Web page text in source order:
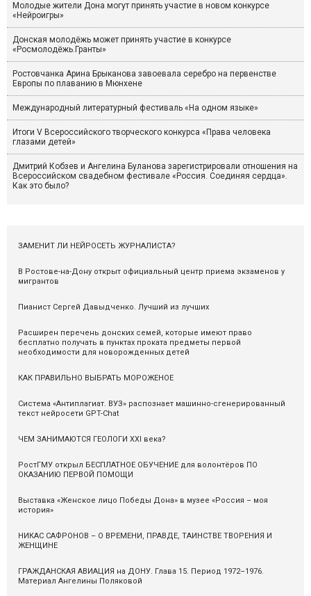
Молодые жители Дона могут принять участие в новом конкурсе
«Нейроигры»
Донская молодёжь может принять участие в конкурсе
«Росмолодёжь.Гранты»
Ростовчанка Арина Брыканова завоевала серебро на первенстве
Европы по плаванию в Мюнхене
Международный литературный фестиваль «На одном языке»
Итоги V Всероссийского творческого конкурса «Права человека
глазами детей»
Дмитрий Кобзев и Ангелина Буланова зарегистрировали отношения на
Всероссийском свадебном фестивале «Россия. Соединяя сердца».
Как это было?
ЗАМЕНИТ ЛИ НЕЙРОСЕТЬ ЖУРНАЛИСТА?
В Ростове-на-Дону открыт официальный центр приема экзаменов у
мигрантов
Пианист Сергей Давыдченко. Лучший из лучших
Расширен перечень донских семей, которые имеют право
бесплатно получать в пунктах проката предметы первой
необходимости для новорожденных детей
КАК ПРАВИЛЬНО ВЫБРАТЬ МОРОЖЕНОЕ
Система «Антиплагиат. ВУЗ» распознаeт машинно-сгенерированный
текст нейросети GPT-Chat
ЧЕМ ЗАНИМАЮТСЯ ГЕОЛОГИ XXI века?
РостГМУ открыл БЕСПЛАТНОЕ ОБУЧЕНИЕ для волонтёров ПО
ОКАЗАНИЮ ПЕРВОЙ ПОМОЩИ
Выставка «Женское лицо Победы Дона» в музее «Россия – моя
история»
НИКАС САФРОНОВ – О ВРЕМЕНИ, ПРАВДЕ, ТАИНСТВЕ ТВОРЕНИЯ И
ЖЕНЩИНЕ
ГРАЖДАНСКАЯ АВИАЦИЯ на ДОНУ. Глава 15. Период 1972–1976.
Материал Ангелины Поляковой